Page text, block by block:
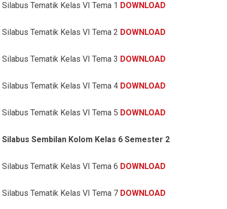
Silabus Tematik Kelas VI Tema 1 DOWNLOAD
Silabus Tematik Kelas VI Tema 2 DOWNLOAD
Silabus Tematik Kelas VI Tema 3 DOWNLOAD
Silabus Tematik Kelas VI Tema 4 DOWNLOAD
Silabus Tematik Kelas VI Tema 5 DOWNLOAD
Silabus Sembilan Kolom Kelas 6 Semester 2
Silabus Tematik Kelas VI Tema 6 DOWNLOAD
Silabus Tematik Kelas VI Tema 7 DOWNLOAD